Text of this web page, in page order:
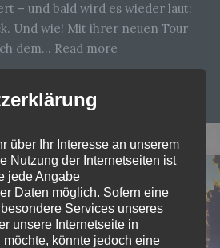
– und bald wird es wieder laut:
Und wie! Mit ihrer neuen Tour
dem… Read more
über Ihr Interesse an unserem
Nutzung der Internetseiten ist
jede Angabe
Daten möglich. Sofern eine
Services unseres
unsere Internetseite in
könnte jedoch eine